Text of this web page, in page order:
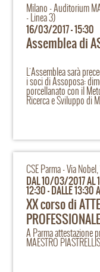
Milano - Auditorium
- Linea 3)
16/03/2017 - 15:30
Assemblea di
L'Assemblea sarà
i soci di Assoposa:
porcellanato con il
Ricerca e Sviluppo di
CSE Parma - Via
DAL 10/03/2017 AL
12:30 - DALLE 13:30
XX corso di
A Parma attestazione
MAESTRO